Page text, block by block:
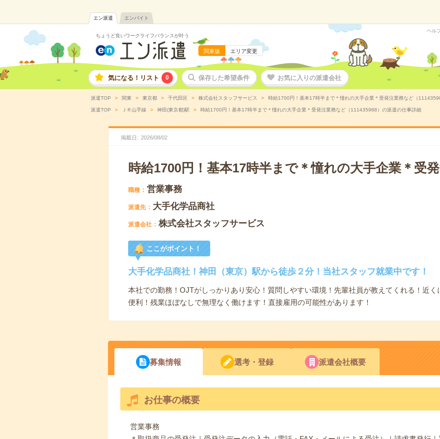
エン派遣 エンバイト
ちょうど良いワークライフバランスが叶う
関東版 エリア変更
ヘル
気になる！リスト 0 保存した希望条件 お気に入りの派遣会社
派遣TOP 関東 東京都 千代田区 株式会社スタッフサービス 時給1700円！基本17時半まで＊憧れの大手企業＊受発注業務など（
派遣TOP ＪＲ山手線 神田(東京都)駅 時給1700円！基本17時半まで＊憧れの大手企業＊受発注業務など（111435988）の派遣の仕事詳細
掲載日 2026/08/02
時給1700円！基本17時半まで＊憧れの大手企業＊受
職種 営業事務
派遣先 大手化学品商社
派遣会社 株式会社スタッフサービス
ここがポイント！
大手化学品商社！神田（東京）駅から徒歩２分！当社スタッフ就業中です！
本社での勤務！OJTがしっかりあり安心！質問しやすい環境！先輩社員が教えてくれる！近
便利！残業ほぼなしで無理なく働けます！直接雇用の可能性があります！
募集情報 選考・登録 派遣会社概要
お仕事の概要
営業事務